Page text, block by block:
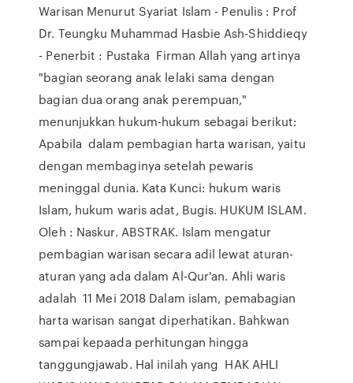
Warisan Menurut Syariat Islam - Penulis : Prof
Dr. Teungku Muhammad Hasbie Ash-Shiddieqy
- Penerbit : Pustaka Firman Allah yang artinya
"bagian seorang anak lelaki sama dengan
bagian dua orang anak perempuan,"
menunjukkan hukum-hukum sebagai berikut:
Apabila dalam pembagian harta warisan, yaitu
dengan membaginya setelah pewaris
meninggal dunia. Kata Kunci: hukum waris
Islam, hukum waris adat, Bugis. HUKUM ISLAM.
Oleh : Naskur. ABSTRAK. Islam mengatur
pembagian warisan secara adil lewat aturan-
aturan yang ada dalam Al-Qur'an. Ahli waris
adalah 11 Mei 2018 Dalam islam, pemabagian
harta warisan sangat diperhatikan. Bahkwan
sampai kepaada perhitungan hingga
tanggungjawab. Hal inilah yang HAK AHLI